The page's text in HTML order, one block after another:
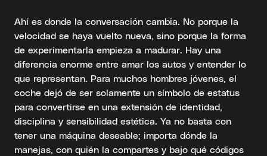
Ahí es donde la conversación cambia. No porque la
velocidad se haya vuelto nueva, sino porque la forma
de experimentarla empieza a madurar. Hay una
diferencia enorme entre amar los autos y entender lo
que representan. Para muchos hombres jóvenes, el
coche dejó de ser solamente un símbolo de estatus
para convertirse en una extensión de identidad,
disciplina y sensibilidad estética. Ya no basta con
tener una máquina deseable; importa dónde la
manejas, con quién la compartes y bajo qué códigos